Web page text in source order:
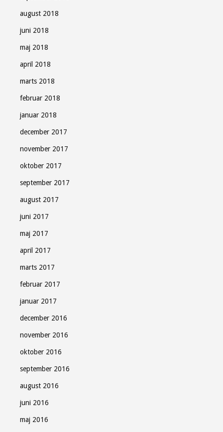
august 2018
juni 2018
maj 2018
april 2018
marts 2018
februar 2018
januar 2018
december 2017
november 2017
oktober 2017
september 2017
august 2017
juni 2017
maj 2017
april 2017
marts 2017
februar 2017
januar 2017
december 2016
november 2016
oktober 2016
september 2016
august 2016
juni 2016
maj 2016